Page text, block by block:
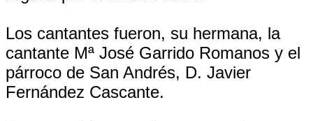
Los cantantes fueron, su hermana, la
cantante Mª José Garrido Romanos y el
párroco de San Andrés, D. Javier
Fernández Cascante.